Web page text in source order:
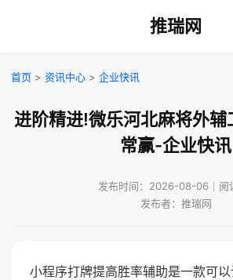
推瑞网
首页 > 资讯中心 > 企业快讯
进阶精进!微乐河北麻将外辅
常赢-企业快讯
发布时间：2026-08-06｜阅
发布者：推瑞网
小程序打牌提高胜率辅助是一款可